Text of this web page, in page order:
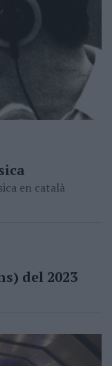
en català
del 2023